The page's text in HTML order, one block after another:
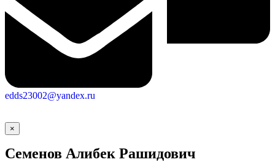
edds23002@yandex.ru
×
Семенов Алибек Рашидович